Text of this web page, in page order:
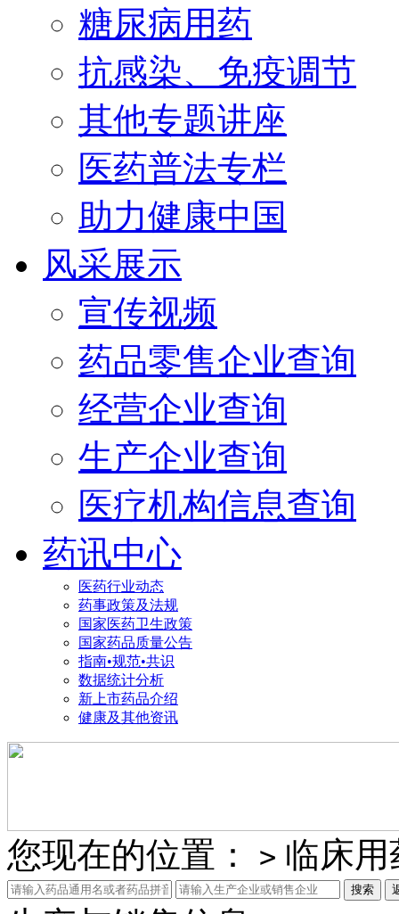
糖尿病用药
抗感染、免疫调节
其他专题讲座
医药普法专栏
助力健康中国
风采展示
宣传视频
药品零售企业查询
经营企业查询
生产企业查询
医疗机构信息查询
药讯中心
医药行业动态
药事政策及法规
国家医药卫生政策
国家药品质量公告
指南•规范•共识
数据统计分析
新上市药品介绍
健康及其他资讯
您现在的位置： > 临床